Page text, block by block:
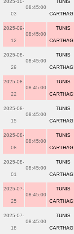
2025-10-
03
08:45:00
TUNIS
2025-09-
12
08:45:00
TUNIS
2025-08-
29
08:45:00
TUNIS
2025-08-
22
08:45:00
TUNIS
2025-08-
15
08:45:00
TUNIS
2025-08-
08
08:45:00
TUNIS
2025-08-
01
08:45:00
TUNIS
2025-07-
25
08:45:00
TUNIS
2025-07-
18
08:45:00
TUNIS